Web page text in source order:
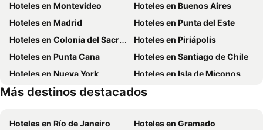
Hoteles en Montevideo
Hoteles en Buenos Aires
Hoteles en Madrid
Hoteles en Punta del Este
Hoteles en Colonia del Sacramento
Hoteles en Piriápolis
Hoteles en Punta Cana
Hoteles en Santiago de Chile
Hoteles en Nueva York
Hoteles en Isla de Miconos
Hoteles en Maldonado
Hoteles en Ibiza
Más destinos destacados
Hoteles en Río de Janeiro
Hoteles en Gramado